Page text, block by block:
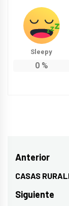
Sleepy
0%
de
entradas
Anterior
Entrada
anterior:
CASAS
Siguiente